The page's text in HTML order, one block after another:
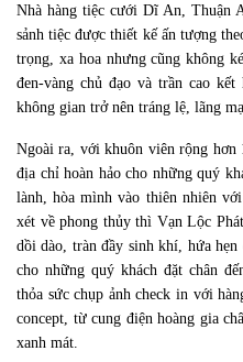
Nhà hàng tiệc cưới Dĩ An, Thuận
sảnh tiệc được thiết kế ấn tượng
trọng, xa hoa nhưng cũng không
đen-vàng chủ đạo và trần cao
không gian trở nên tráng lệ, lãng
Ngoài ra, với khuôn viên rộng
địa chỉ hoàn hảo cho những quý
lành, hòa mình vào thiên nhiên
xét về phong thủy thì Vạn Lộc
dồi dào, tràn đầy sinh khí, hứa
cho những quý khách đặt chân
thỏa sức chụp ảnh check in với
concept, từ cung điện hoàng gia
xanh mát.